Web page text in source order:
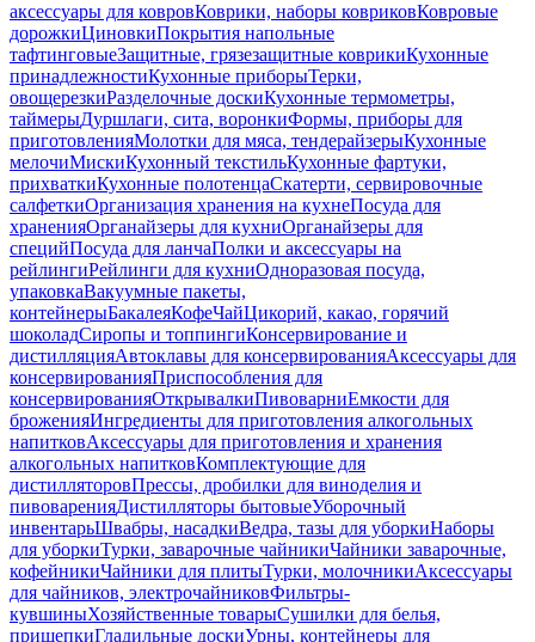
аксессуары для ковровКоврики, наборы ковриковКовровые
дорожкиЦиновкиПокрытия напольные
тафтинговыеЗащитные, грязезащитные коврикиКухонные
принадлежностиКухонные приборыТерки,
овощерезкиРазделочные доскиКухонные термометры,
таймерыДуршлаги, сита, воронкиФормы, приборы для
приготовленияМолотки для мяса, тендерайзерыКухонные
мелочиМискиКухонный текстильКухонные фартуки,
прихваткиКухонные полотенцаСкатерти, сервировочные
салфеткиОрганизация хранения на кухнеПосуда для
храненияОрганайзеры для кухниОрганайзеры для
специйПосуда для ланчаПолки и аксессуары на
рейлингиРейлинги для кухниОдноразовая посуда,
упаковкаВакуумные пакеты,
контейнерыБакалеяКофеЧайЦикорий, какао, горячий
шоколадСиропы и топпингиКонсервирование и
дистилляцияАвтоклавы для консервированияАксессуары для
консервированияПриспособления для
консервированияОткрывалкиПивоварниЕмкости для
броженияИнгредиенты для приготовления алкогольных
напитковАксессуары для приготовления и хранения
алкогольных напитковКомплектующие для
дистилляторовПрессы, дробилки для виноделия и
пивоваренияДистилляторы бытовыеУборочный
инвентарьШвабры, насадкиВедра, тазы для уборкиНаборы
для уборкиТурки, заварочные чайникиЧайники заварочные,
кофейникиЧайники для плитыТурки, молочникиАксессуары
для чайников, электрочайниковФильтры-
кувшиныХозяйственные товарыСушилки для белья,
прищепкиГладильные доскиУрны, контейнеры для